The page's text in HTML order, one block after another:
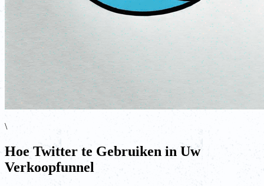
\
Hoe Twitter te Gebruiken in Uw
Verkoopfunnel